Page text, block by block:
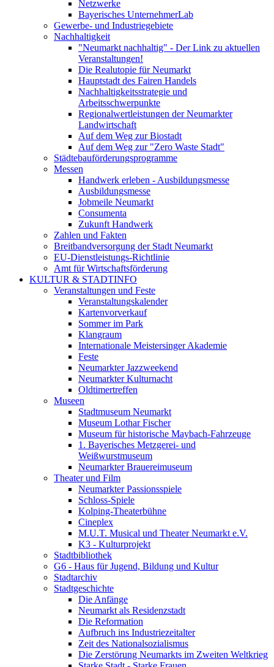
Netzwerke
Bayerisches UnternehmerLab
Gewerbe- und Industriegebiete
Nachhaltigkeit
"Neumarkt nachhaltig" - Der Link zu aktuellen
Veranstaltungen!
Die Realutopie für Neumarkt
Hauptstadt des Fairen Handels
Nachhaltigkeitsstrategie und
Arbeitsschwerpunkte
Regionalwertleistungen der Neumarkter
Landwirtschaft
Auf dem Weg zur Biostadt
Auf dem Weg zur "Zero Waste Stadt"
Städtebauförderungsprogramme
Messen
Handwerk erleben - Ausbildungsmesse
Ausbildungsmesse
Jobmeile Neumarkt
Consumenta
Zukunft Handwerk
Zahlen und Fakten
Breitbandversorgung der Stadt Neumarkt
EU-Dienstleistungs-Richtlinie
Amt für Wirtschaftsförderung
KULTUR & STADTINFO
Veranstaltungen und Feste
Veranstaltungskalender
Kartenvorverkauf
Sommer im Park
Klangraum
Internationale Meistersinger Akademie
Feste
Neumarkter Jazzweekend
Neumarkter Kulturnacht
Oldtimertreffen
Museen
Stadtmuseum Neumarkt
Museum Lothar Fischer
Museum für historische Maybach-Fahrzeuge
1. Bayerisches Metzgerei- und
Weißwurstmuseum
Neumarkter Brauereimuseum
Theater und Film
Neumarkter Passionsspiele
Schloss-Spiele
Kolping-Theaterbühne
Cineplex
M.U.T. Musical und Theater Neumarkt e.V.
K3 - Kulturprojekt
Stadtbibliothek
G6 - Haus für Jugend, Bildung und Kultur
Stadtarchiv
Stadtgeschichte
Die Anfänge
Neumarkt als Residenzstadt
Die Reformation
Aufbruch ins Industriezeitalter
Zeit des Nationalsozialismus
Die Zerstörung Neumarkts im Zweiten Weltkrieg